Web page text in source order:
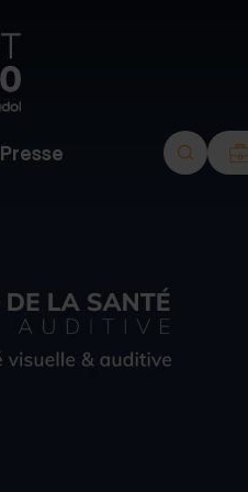
Groupement
Optic
-
-
Lissac
-
Presse